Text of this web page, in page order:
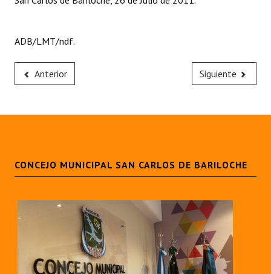
ADB/LMT/ndf.
Anterior Siguiente
CONCEJO MUNICIPAL SAN CARLOS DE BARILOCHE